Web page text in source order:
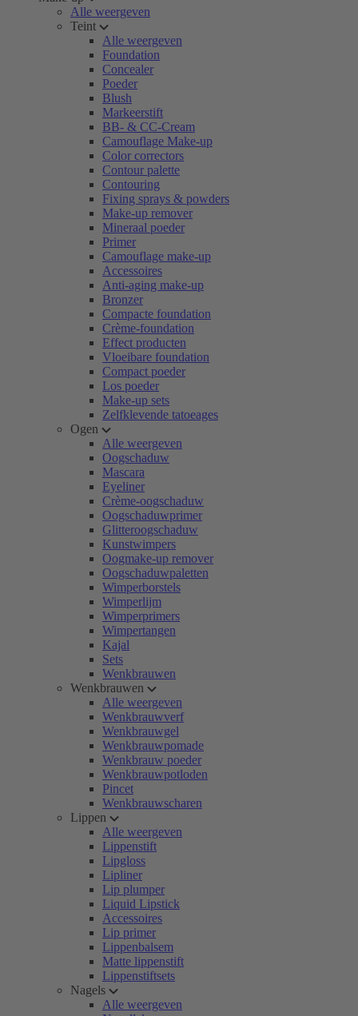
Alle weergeven
Teint
Alle weergeven
Foundation
Concealer
Poeder
Blush
Markeerstift
BB- & CC-Cream
Camouflage Make-up
Color correctors
Contour palette
Contouring
Fixing sprays & powders
Make-up remover
Mineraal poeder
Primer
Camouflage make-up
Accessoires
Anti-aging make-up
Bronzer
Compacte foundation
Crème-foundation
Effect producten
Vloeibare foundation
Compact poeder
Los poeder
Make-up sets
Zelfklevende tatoeages
Ogen
Alle weergeven
Oogschaduw
Mascara
Eyeliner
Crème-oogschaduw
Oogschaduwprimer
Glitteroogschaduw
Kunstwimpers
Oogmake-up remover
Oogschaduwpaletten
Wimperborstels
Wimperlijm
Wimperprimers
Wimpertangen
Kajal
Sets
Wenkbrauwen
Wenkbrauwen
Alle weergeven
Wenkbrauwverf
Wenkbrauwgel
Wenkbrauwpomade
Wenkbrauw poeder
Wenkbrauwpotloden
Pincet
Wenkbrauwscharen
Lippen
Alle weergeven
Lippenstift
Lipgloss
Lipliner
Lip plumper
Liquid Lipstick
Accessoires
Lip primer
Lippenbalsem
Matte lippenstift
Lippenstiftsets
Nagels
Alle weergeven